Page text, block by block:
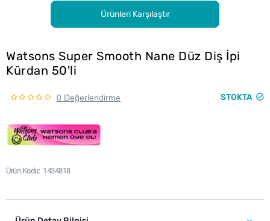
Ürünleri Karşılaştır
Watsons Super Smooth Nane Düz Diş İpi
Kürdan 50'li
0 Değerlendirme STOKTA
Ürün Kodu 1434818